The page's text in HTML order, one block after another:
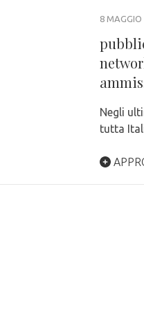
8 MAGGIO
Negli
tutta